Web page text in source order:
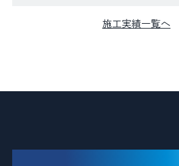
施工実績一覧へ